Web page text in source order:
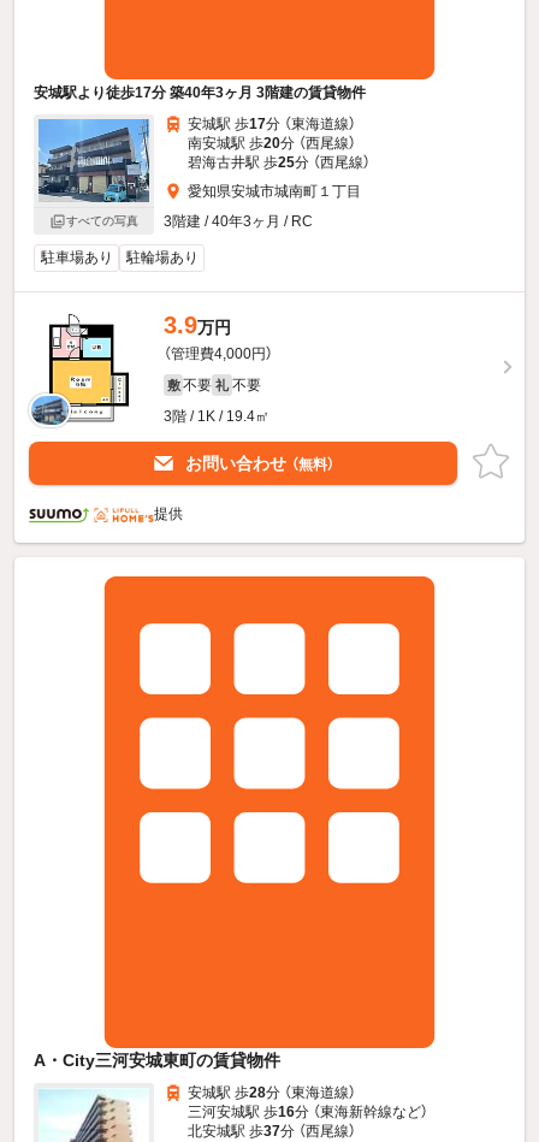
安城駅より徒歩17分 築40年3ヶ月 3階建の賃貸物件
すべての写真
安城駅 歩17分 （東海道線）
南安城駅 歩20分 （西尾線）
碧海古井駅 歩25分 （西尾線）
愛知県安城市城南町１丁目
3階建 / 40年3ヶ月 / RC
駐車場あり 駐輪場あり
3.9万円
（管理費4,000円）
敷 不要 礼 不要
3階 / 1K / 19.4㎡
お問い合わせ （無料）
提供
A・City三河安城東町の賃貸物件
安城駅 歩28分 （東海道線）
三河安城駅 歩16分 （東海新幹線など）
北安城駅 歩37分 （西尾線）